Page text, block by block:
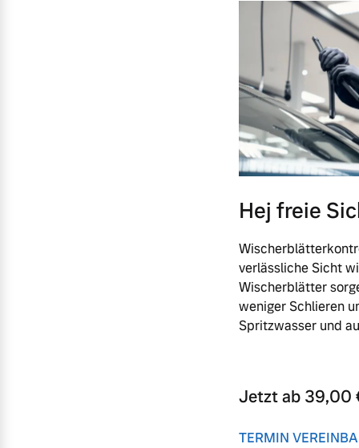
Hej freie
verlässliche Sicht
Wischerblätter
weniger Schlieren
Spritzwasser und
Jetzt ab 39,00
TERMIN